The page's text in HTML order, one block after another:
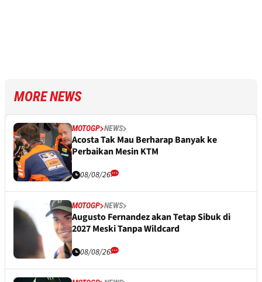
MORE NEWS
MOTOGP NEWS
Acosta Tak Mau Berharap Banyak ke
Perbaikan Mesin KTM
08/08/26
MOTOGP NEWS
Augusto Fernandez akan Tetap Sibuk di
2027 Meski Tanpa Wildcard
08/08/26